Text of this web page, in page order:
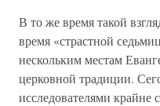
В то же время такой
время «страстной
нескольким местам
церковной традиции.
исследователями